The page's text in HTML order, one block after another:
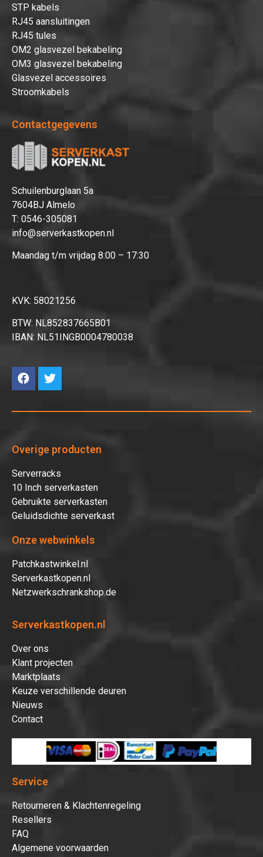
STP kabels
RJ45 aansluitingen
RJ45 tules
OM2 glasvezel bekabeling
OM3 glasvezel bekabeling
Glasvezel accessoires
Stroomkabels
Contactgegevens
Schuilenburglaan 5a
7604BJ Almelo
T: 0546-305081
info@serverkastkopen.nl
Maandag t/m vrijdag 8:00 – 17:30
KVK: 58021256
BTW: NL852837665B01
IBAN: NL51INGB0004780038
Overige producten
Serverracks
10 Inch serverkasten
Gebruikte serverkasten
Geluidsdichte serverkast
Onze webwinkels
Patchkastwinkel.nl
Serverkastkopen.nl
Netzwerkschrankshop.de
Serverkastkopen.nl
Over ons
Klant projecten
Marktplaats
Keuze verschillende deuren
Nieuws
Contact
Service
Retourneren & Klachtenregeling
Resellers
FAQ
Algemene voorwaarden